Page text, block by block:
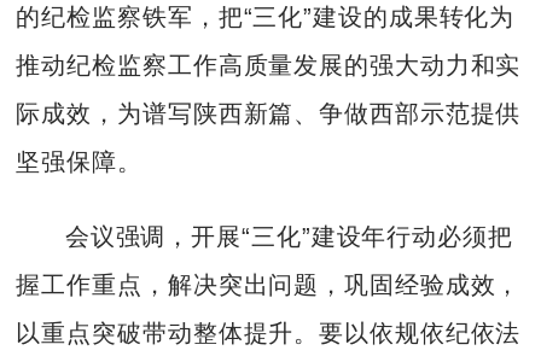
的纪检监察铁军，把“三化”建设的成果转化为
推动纪检监察工作高质量发展的强大动力和实
际成效，为谱写陕西新篇、争做西部示范提供
坚强保障。
会议强调，开展“三化”建设年行动必须把
握工作重点，解决突出问题，巩固经验成效，
以重点突破带动整体提升。要以依规依纪依法